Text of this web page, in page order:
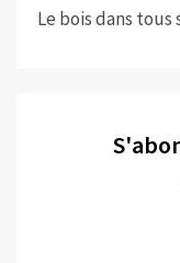
Le bois dans tous